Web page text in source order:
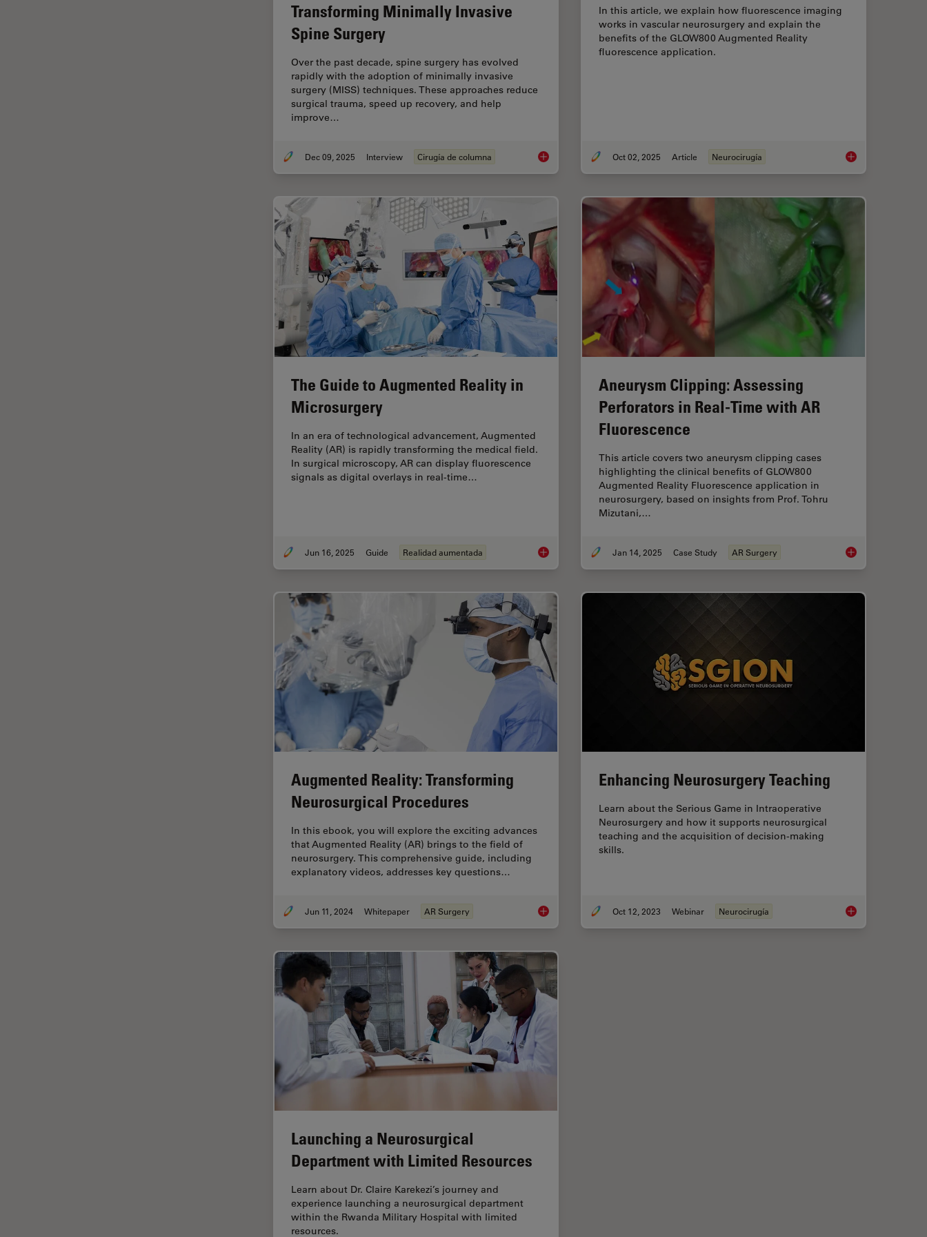
Transforming Minimally Invasive
Spine Surgery
Over the past decade, spine surgery has evolved
rapidly with the adoption of minimally invasive
surgery (MISS) techniques. These approaches reduce
surgical trauma, speed up recovery, and help
improve…
Dec 09, 2025 Interview Cirugía de columna Advanced Visualization: Transforming Minimally Invasive Spine Surgery
In this article, we explain how fluorescence imaging
works in vascular neurosurgery and explain the
benefits of the GLOW800 Augmented Reality
fluorescence application.
Oct 02, 2025 Article Neurocirugía How AR
The Guide to Augmented Reality in
Microsurgery
In an era of technological advancement, Augmented
Reality (AR) is rapidly transforming the medical field.
In surgical microscopy, AR can display fluorescence
signals as digital overlays in real-time…
Jun 16, 2025 Guide Realidad aumentada The Guide to Augmented Reality in Microsurgery
Aneurysm Clipping: Assessing
Perforators in Real-Time with AR
Fluorescence
This article covers two aneurysm clipping cases
highlighting the clinical benefits of GLOW800
Augmented Reality Fluorescence application in
neurosurgery, based on insights from Prof. Tohru
Mizutani,…
Jan 14, 2025 Case Study AR Surgery Aneurysm Clipping:
Augmented Reality: Transforming
Neurosurgical Procedures
In this ebook, you will explore the exciting advances
that Augmented Reality (AR) brings to the field of
neurosurgery. This comprehensive guide, including
explanatory videos, addresses key questions…
Jun 11, 2024 Whitepaper AR Surgery Augmented Reality: Transforming Neurosurgical Procedures
Enhancing Neurosurgery Teaching
Learn about the Serious Game in Intraoperative
Neurosurgery and how it supports neurosurgical
teaching and the acquisition of decision-making
skills.
Oct 12, 2023 Webinar Neurocirugía Enhancing
Launching a Neurosurgical
Department with Limited Resources
Learn about Dr. Claire Karekezi’s journey and
experience launching a neurosurgical department
within the Rwanda Military Hospital with limited
resources.